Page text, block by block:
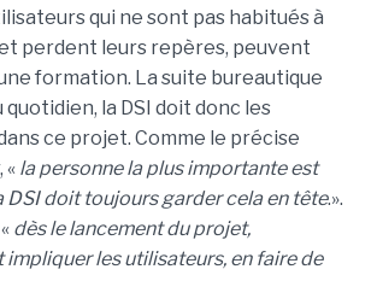
qui ne sont pas habitués à
perdent leurs repères, peuvent
formation. La suite bureautique
la DSI doit donc les
ce projet. Comme le précise
« la personne la plus importante est
DSI doit toujours garder cela en tête.».
dès le lancement du projet,
les utilisateurs, en faire de